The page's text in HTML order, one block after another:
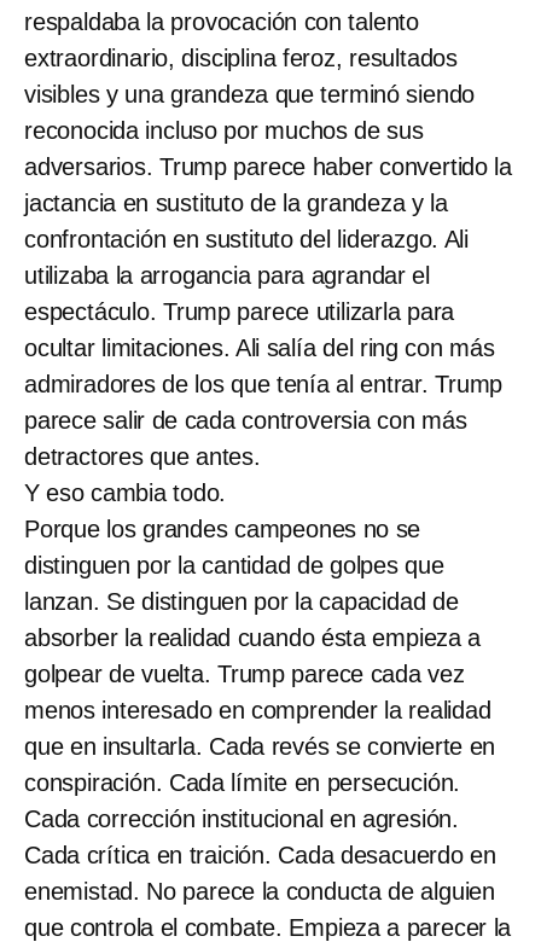
respaldaba la provocación con talento
extraordinario, disciplina feroz, resultados
visibles y una grandeza que terminó siendo
reconocida incluso por muchos de sus
adversarios. Trump parece haber convertido la
jactancia en sustituto de la grandeza y la
confrontación en sustituto del liderazgo. Ali
utilizaba la arrogancia para agrandar el
espectáculo. Trump parece utilizarla para
ocultar limitaciones. Ali salía del ring con más
admiradores de los que tenía al entrar. Trump
parece salir de cada controversia con más
detractores que antes.
Y eso cambia todo.
Porque los grandes campeones no se
distinguen por la cantidad de golpes que
lanzan. Se distinguen por la capacidad de
absorber la realidad cuando ésta empieza a
golpear de vuelta. Trump parece cada vez
menos interesado en comprender la realidad
que en insultarla. Cada revés se convierte en
conspiración. Cada límite en persecución.
Cada corrección institucional en agresión.
Cada crítica en traición. Cada desacuerdo en
enemistad. No parece la conducta de alguien
que controla el combate. Empieza a parecer la